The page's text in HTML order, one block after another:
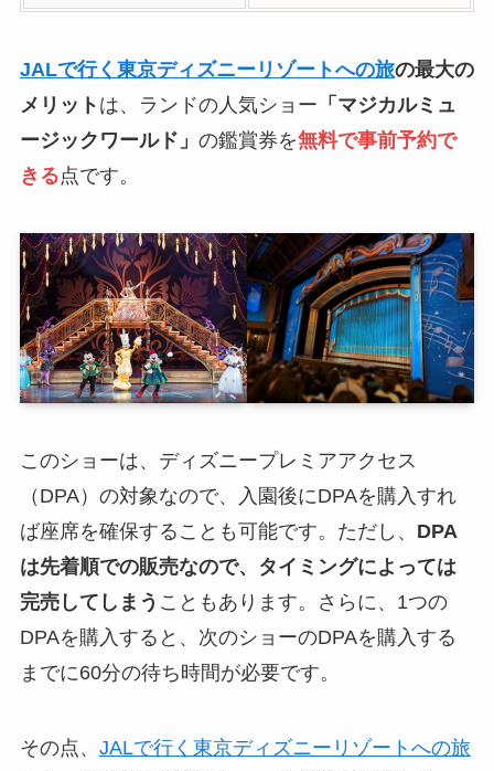
JALで行く東京ディズニーリゾートへの旅の最大の
メリット は、ランドの人気ショー 「マジカルミュ
ージックワールド」 の鑑賞券を無料で事前予約で
きる点です。
このショーは、ディズニープレミアアクセス
（DPA）の対象なので、入園後にDPAを購入すれ
ば座席を確保することも可能です。ただし、 DPA
は先着順での販売なので、タイミングによっては
完売してしまう こともあります。さらに、1つの
DPAを購入すると、次のショーのDPAを購入する
までに60分の待ち時間が必要です。
その点、 JALで行く東京ディズニーリゾートへの旅